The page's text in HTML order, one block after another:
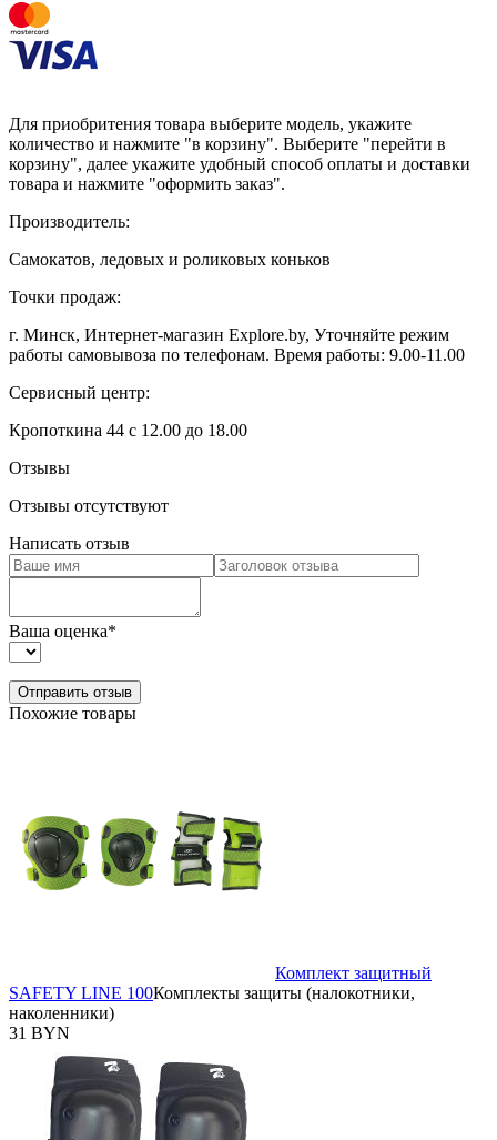
Для приобритения товара выберите модель, укажите
количество и нажмите "в корзину". Выберите "перейти в
корзину", далее укажите удобный способ оплаты и доставки
товара и нажмите "оформить заказ".
Производитель:
Самокатов, ледовых и роликовых коньков
Точки продаж:
г. Минск, Интернет-магазин Explore.by, Уточняйте режим
работы самовывоза по телефонам. Время работы: 9.00-11.00
Сервисный центр:
Кропоткина 44 с 12.00 до 18.00
Отзывы
Отзывы отсутствуют
Написать отзыв
Ваша оценка*
Похожие товары
Комплект защитный
SAFETY LINE 100Комплекты защиты (налокотники,
наколенники)
31 BYN